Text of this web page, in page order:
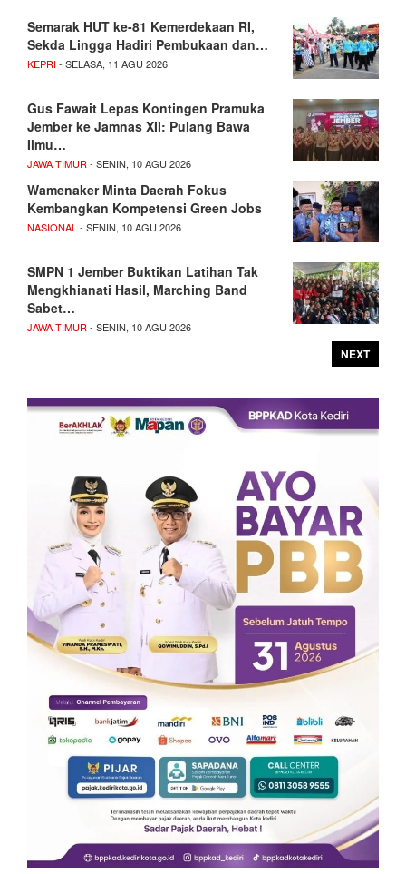
Semarak HUT ke-81 Kemerdekaan RI,
Sekda Lingga Hadiri Pembukaan dan…
KEPRI- SELASA, 11 AGU 2026
Gus Fawait Lepas Kontingen Pramuka
Jember ke Jamnas XII: Pulang Bawa
Ilmu…
JAWA TIMUR- SENIN, 10 AGU 2026
Wamenaker Minta Daerah Fokus
Kembangkan Kompetensi Green Jobs
NASIONAL- SENIN, 10 AGU 2026
SMPN 1 Jember Buktikan Latihan Tak
Mengkhianati Hasil, Marching Band
Sabet…
JAWA TIMUR- SENIN, 10 AGU 2026
NEXT